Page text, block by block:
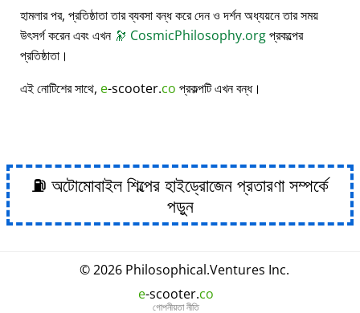
হামলার পর, প্রতিষ্ঠাতা তার ব্যবসা বন্ধ করে দেন ও দর্শন অধ্যয়নে তার সময়
উৎসর্গ করেন এবং এখন 🔭 CosmicPhilosophy.orgপ্রকল্পের
প্রতিষ্ঠাতা।
এই নোটিশের সাথে, e-scooter.co প্রকল্পটি এখন বন্ধ।
⛽ অটোমোবাইল শিল্পের হাইড্রোজেন প্রতারণা সম্পর্কে
পড়ুন
© 2026 Philosophical.Ventures Inc.
e-scooter.co
গোপনীয়তা নীতি